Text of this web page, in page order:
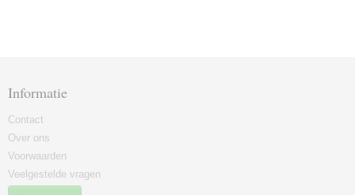
Informatie
Contact
Over ons
Voorwaarden
Veelgestelde vragen